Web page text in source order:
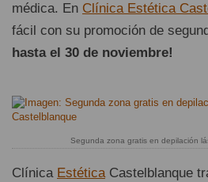
médica. En Clínica Estética
fácil con su promoción de
hasta el 30 de noviembre!
Segunda zona gratis en depilación
Clínica EstéticaCastelblanque